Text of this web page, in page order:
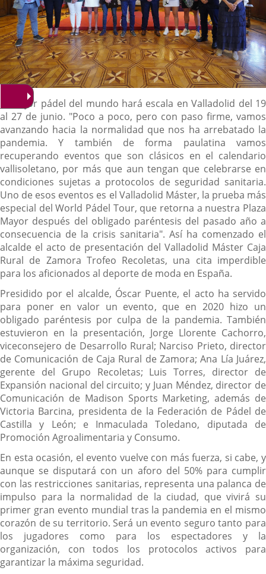
Descripción
El mejor pádel del mundo hará escala en Valladolid del 19
al 27 de junio. "Poco a poco, pero con paso firme, vamos
avanzando hacia la normalidad que nos ha arrebatado la
pandemia. Y también de forma paulatina vamos
recuperando eventos que son clásicos en el calendario
vallisoletano, por más que aun tengan que celebrarse en
condiciones sujetas a protocolos de seguridad sanitaria.
Uno de esos eventos es el Valladolid Máster, la prueba más
especial del World Pádel Tour, que retorna a nuestra Plaza
Mayor después del obligado paréntesis del pasado año a
consecuencia de la crisis sanitaria". Así ha comenzado el
alcalde el acto de presentación del Valladolid Máster Caja
Rural de Zamora Trofeo Recoletas, una cita imperdible
para los aficionados al deporte de moda en España.
Presidido por el alcalde, Óscar Puente, el acto ha servido
para poner en valor un evento, que en 2020 hizo un
obligado paréntesis por culpa de la pandemia. También
estuvieron en la presentación, Jorge Llorente Cachorro,
viceconsejero de Desarrollo Rural; Narciso Prieto, director
de Comunicación de Caja Rural de Zamora; Ana Lía Juárez,
gerente del Grupo Recoletas; Luis Torres, director de
Expansión nacional del circuito; y Juan Méndez, director de
Comunicación de Madison Sports Marketing, además de
Victoria Barcina, presidenta de la Federación de Pádel de
Castilla y León; e Inmaculada Toledano, diputada de
Promoción Agroalimentaria y Consumo.
En esta ocasión, el evento vuelve con más fuerza, si cabe, y
aunque se disputará con un aforo del 50% para cumplir
con las restricciones sanitarias, representa una palanca de
impulso para la normalidad de la ciudad, que vivirá su
primer gran evento mundial tras la pandemia en el mismo
corazón de su territorio. Será un evento seguro tanto para
los jugadores como para los espectadores y la
organización, con todos los protocolos activos para
garantizar la máxima seguridad.